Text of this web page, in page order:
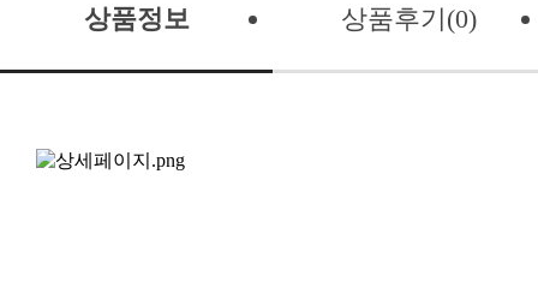
상품정보 상품후기(0)